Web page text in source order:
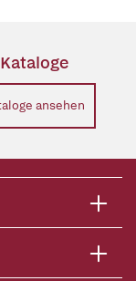
Kataloge
ansehen